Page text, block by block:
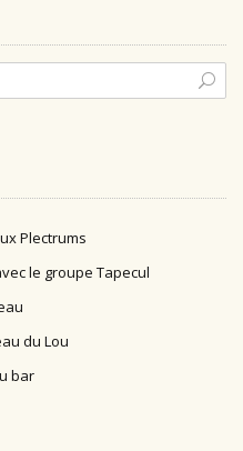
Plectrums
le groupe Tapecul
du Lou
bar